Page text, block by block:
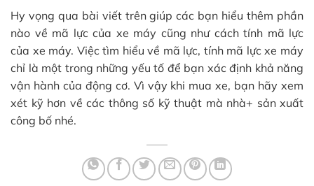
Hy vọng qua bài viết trên giúp các bạn hiểu thêm phần
nào về mã lực của xe máy cũng như cách tính mã lực
của xe máy. Việc tìm hiểu về mã lực, tính mã lực xe máy
chỉ là một trong những yếu tố để bạn xác định khả năng
vận hành của động cơ. Vì vậy khi mua xe, bạn hãy xem
xét kỹ hơn về các thông số kỹ thuật mà nhà+ sản xuất
công bố nhé.